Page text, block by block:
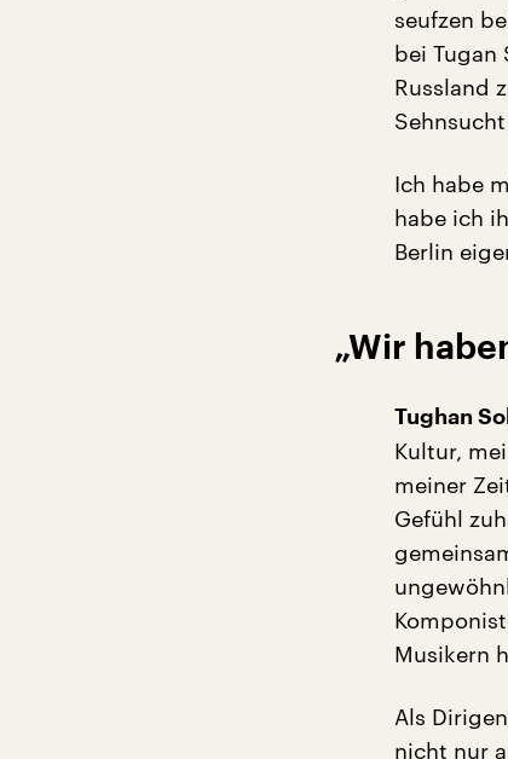
seufzen
bei Tugan
Russland
Ich habe
habe ich
Berlin
„Wir
Tughan
Kultur,
meiner
Gefühl
Musikern
Als
nicht nur